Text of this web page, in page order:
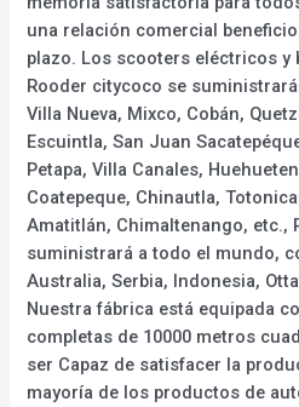
una relación comercial
plazo. Los scooters eléctricos y
Rooder citycoco se
Villa Nueva, Mixco, Cobán,
Escuintla, San Juan
Petapa, Villa Canales,
Coatepeque, Chinautla,
Amatitlán, Chimaltenango, etc.,
suministrará a todo el mundo,
Australia, Serbia, Indonesia,
Nuestra fábrica está equipada
completas de 10000 metros
ser Capaz de satisfacer la
mayoría de los productos de